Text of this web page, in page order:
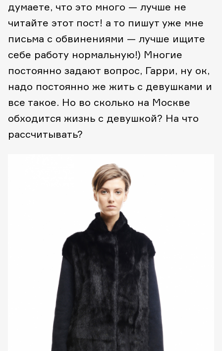
думаете, что это много — лучше не
читайте этот пост! а то пишут уже мне
письма с обвинениями — лучше ищите
себе работу нормальную!) Многие
постоянно задают вопрос, Гарри, ну ок,
надо постоянно же жить с девушками и
все такое. Но во сколько на Москве
обходится жизнь с девушкой? На что
рассчитывать?